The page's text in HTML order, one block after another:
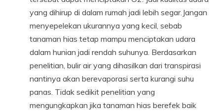
yang dihirup di dalam rumah jadi lebih segar.Jangan
menyepelekan ukurannya yang kecil, sebab
tanaman hias tetap mampu menciptakan udara
dalam hunian jadi rendah suhunya. Berdasarkan
penelitian, bulir air yang dihasilkan dari transpirasi
nantinya akan berevaporasi serta kurangi suhu
panas. Tidak sedikit penelitian yang
mengungkapkan jika tanaman hias berefek baik